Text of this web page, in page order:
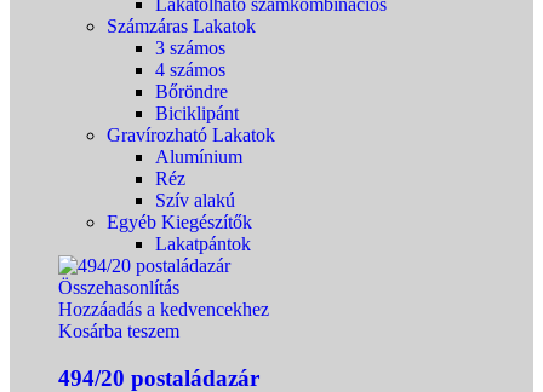
Lakatolható számkombinációs
Számzáras Lakatok
3 számos
4 számos
Bőröndre
Biciklipánt
Gravírozható Lakatok
Alumínium
Réz
Szív alakú
Egyéb Kiegészítők
Lakatpántok
Összehasonlítás
Hozzáadás a kedvencekhez
Kosárba teszem
494/20 postaládazár